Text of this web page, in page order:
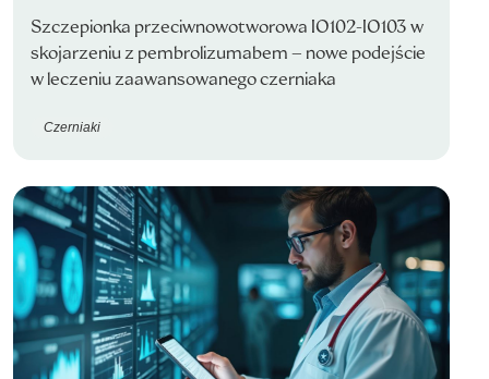
Szczepionka przeciwnowotworowa IO102-IO103 w
skojarzeniu z pembrolizumabem – nowe podejście
w leczeniu zaawansowanego czerniaka
Czerniaki